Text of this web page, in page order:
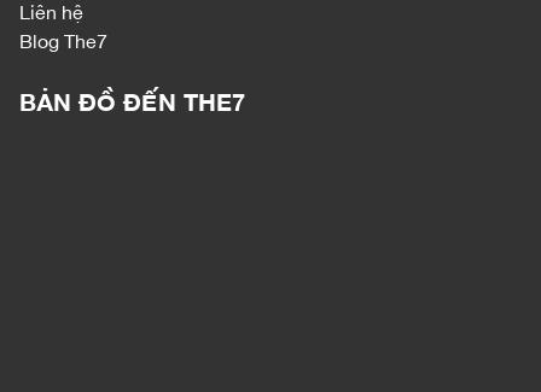
Liên hệ
Blog The7
BẢN ĐỒ ĐẾN THE7